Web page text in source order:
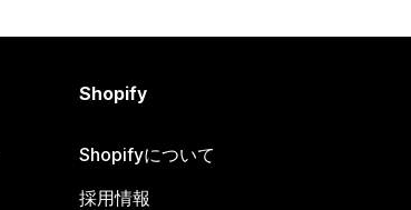
Shopify
Shopifyについて
採用情報